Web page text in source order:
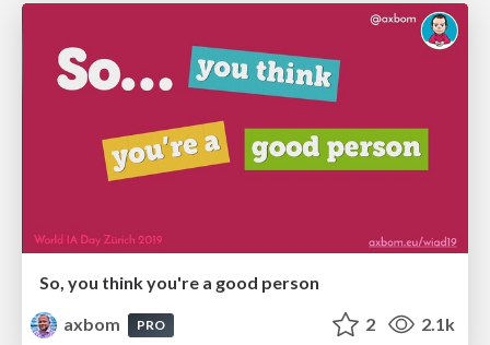
So, you think you're a good person
axbom
PRO 2 2.1k